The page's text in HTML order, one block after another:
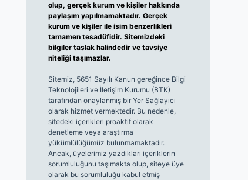
olup, gerçek kurum ve kişiler hakkında
paylaşım yapılmamaktadır. Gerçek
kurum ve kişiler ile isim benzerlikleri
tamamen tesadüfidir. Sitemizdeki
bilgiler taslak halindedir ve tavsiye
niteliği taşımazlar.
Sitemiz, 5651 Sayılı Kanun gereğince Bilgi
Teknolojileri ve İletişim Kurumu (BTK)
tarafından onaylanmış bir Yer Sağlayıcı
olarak hizmet vermektedir. Bu nedenle,
sitedeki içerikleri proaktif olarak
denetleme veya araştırma
yükümlülüğümüz bulunmamaktadır.
Ancak, üyelerimiz yazdıkları içeriklerin
sorumluluğunu taşımakta olup, siteye üye
olarak bu sorumluluğu kabul etmiş